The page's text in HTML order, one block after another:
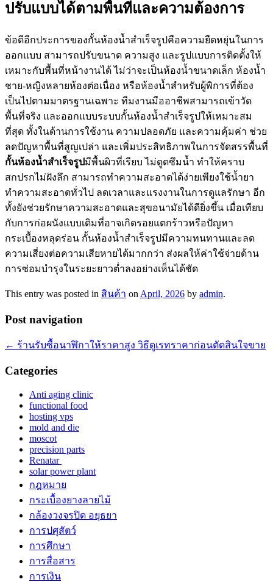
ปรับแบบได้ตามพื้นที่และความต้องการ
ข้อดีอีกประการของกั้นห้องน้ำสำเร็จรูปคือความยืดหยุ่นในการ
ออกแบบ สามารถปรับขนาด ความสูง และรูปแบบการติดตั้งให้
เหมาะกับพื้นที่หน้างานได้ ไม่ว่าจะเป็นห้องน้ำขนาดเล็ก ห้องน้ำ
ชาย-หญิงหลายห้องต่อเนื่อง หรือห้องน้ำสำหรับผู้พิการที่ต้อง
เป็นไปตามมาตรฐานเฉพาะ ทีมงานมืออาชีพสามารถเข้าวัด
พื้นที่จริง และออกแบบระบบกั้นห้องน้ำสำเร็จรูปให้เหมาะสม
ที่สุด ทั้งในด้านการใช้งาน ความปลอดภัย และความคุ้มค่า ช่วย
ลดปัญหาพื้นที่สูญเปล่า และเพิ่มประสิทธิภาพในการจัดสรรพื้นที่
กั้นห้องน้ำสำเร็จรูปมีพื้นผิวที่เรียบ ไม่ดูดซึมน้ำ ทำให้คราบ
สกปรกไม่ฝังลึก สามารถทำความสะอาดได้ง่ายเพียงใช้น้ำยา
ทำความสะอาดทั่วไป ลดเวลาและแรงงานในการดูแลรักษา อีก
ทั้งยังช่วยรักษาความสะอาดและสุขอนามัยได้ดียิ่งขึ้น เมื่อเทียบ
กับการก่อผนังแบบเดิมที่อาจเกิดรอยแตกร้าวหรือปัญหา
กระเบื้องหลุดร่อน กั้นห้องน้ำสำเร็จรูปมีความทนทานและลด
ความเสี่ยงต่อความเสียหายได้มากกว่า ส่งผลให้ค่าใช้จ่ายด้าน
การซ่อมบำรุงในระยะยาวต่ำลงอย่างเห็นได้ชัด
This entry was posted in สินค้า on April, 2026 by admin.
Post navigation
← ร้านรับซื้อนาฬิกาให้ราคาสูง วิธีดูเรทราคาก่อนตัดสินใจขาย
Categories
Anti aging clinic
functional food
hosting vps
mold and die
moscot
precision parts
Renatar
solar power plant
กฎหมาย
กระเบื้องยางลายไม้
กล้องวงจรปิด อยุธยา
การปศุสัตว์
การศึกษา
การสื่อสาร
การเงิน